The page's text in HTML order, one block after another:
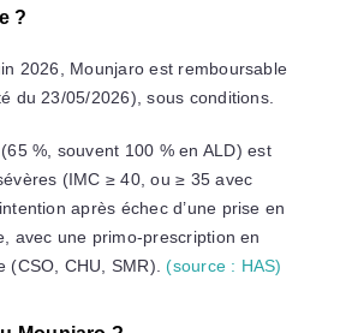
?
2026, Mounjaro est remboursable
du 23/05/2026), sous conditions.
%, souvent 100 % en ALD) est
(IMC ≥ 40, ou ≥ 35 avec
après échec d’une prise en
avec une primo-prescription en
(CSO, CHU, SMR). (source : HAS)